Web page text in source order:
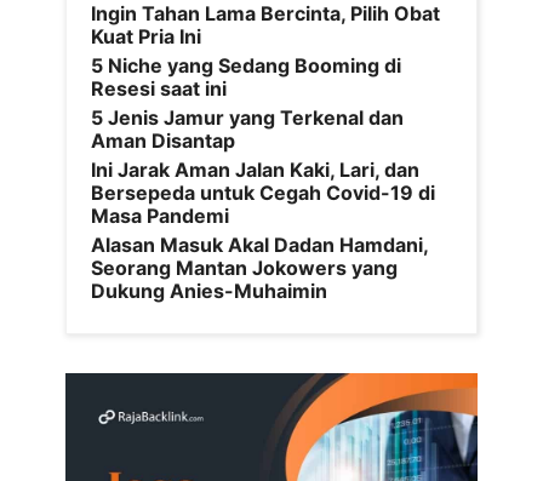
Ingin Tahan Lama Bercinta, Pilih Obat
Kuat Pria Ini
5 Niche yang Sedang Booming di
Resesi saat ini
5 Jenis Jamur yang Terkenal dan
Aman Disantap
Ini Jarak Aman Jalan Kaki, Lari, dan
Bersepeda untuk Cegah Covid-19 di
Masa Pandemi
Alasan Masuk Akal Dadan Hamdani,
Seorang Mantan Jokowers yang
Dukung Anies-Muhaimin